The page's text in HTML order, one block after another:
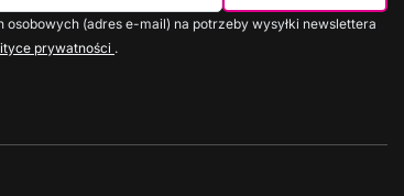
(adres e-mail) na potrzeby wysyłki newslettera
prywatności .